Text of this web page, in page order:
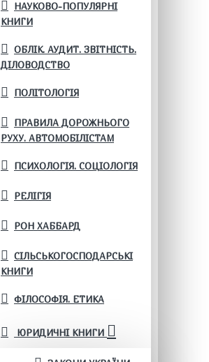
НАУКОВО-ПОПУЛЯРНІ
КНИГИ
ОБЛІК. АУДИТ. ЗВІТНІСТЬ.
ДІЛОВОДСТВО
ПОЛІТОЛОГІЯ
ПРАВИЛА ДОРОЖНЬОГО
РУХУ. АВТОМОБІЛІСТАМ
ПСИХОЛОГІЯ. СОЦІОЛОГІЯ
РЕЛІГІЯ
РОН ХАББАРД
СІЛЬСЬКОГОСПОДАРСЬКІ
КНИГИ
ФІЛОСОФІЯ. ЕТИКА
ЮРИДИЧНІ КНИГИ